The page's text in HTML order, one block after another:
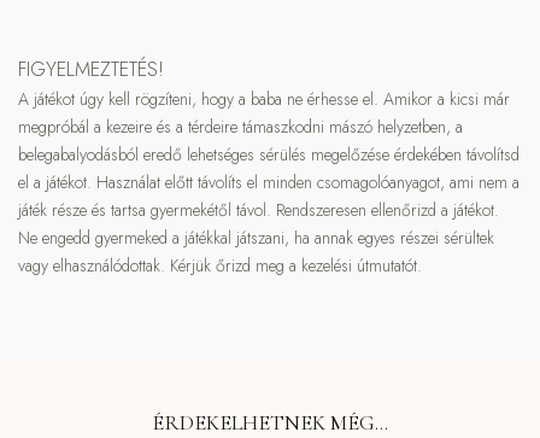
FIGYELMEZTETÉS!
A játékot úgy kell rögzíteni, hogy a baba ne érhesse el. Amikor a kicsi már
megpróbál a kezeire és a térdeire támaszkodni mászó helyzetben, a
belegabalyodásból eredő lehetséges sérülés megelőzése érdekében távolítsd
el a játékot. Használat előtt távolíts el minden csomagolóanyagot, ami nem a
játék része és tartsa gyermekétől távol. Rendszeresen ellenőrizd a játékot.
Ne engedd gyermeked a játékkal játszani, ha annak egyes részei sérültek
vagy elhasználódottak. Kérjük őrizd meg a kezelési útmutatót.
ÉRDEKELHETNEK MÉG…